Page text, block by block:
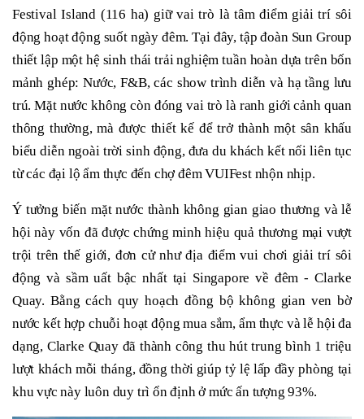
Festival Island (116 ha) giữ vai trò là tâm điểm giải trí sôi
động hoạt động suốt ngày đêm. Tại đây, tập đoàn Sun Group
thiết lập một hệ sinh thái trải nghiệm tuần hoàn dựa trên bốn
mảnh ghép: Nước, F&B, các show trình diễn và hạ tầng lưu
trú. Mặt nước không còn đóng vai trò là ranh giới cảnh quan
thông thường, mà được thiết kế để trở thành một sân khấu
biểu diễn ngoài trời sinh động, đưa du khách kết nối liên tục
từ các đại lộ ẩm thực đến chợ đêm VUIFest nhộn nhịp.
Ý tưởng biến mặt nước thành không gian giao thương và lễ
hội này vốn đã được chứng minh hiệu quả thương mại vượt
trội trên thế giới, đơn cử như địa điểm vui chơi giải trí sôi
động và sầm uất bậc nhất tại Singapore về đêm - Clarke
Quay. Bằng cách quy hoạch đồng bộ không gian ven bờ
nước kết hợp chuỗi hoạt động mua sắm, ẩm thực và lễ hội đa
dạng, Clarke Quay đã thành công thu hút trung bình 1 triệu
lượt khách mỗi tháng, đồng thời giúp tỷ lệ lấp đầy phòng tại
khu vực này luôn duy trì ổn định ở mức ấn tượng 93%.